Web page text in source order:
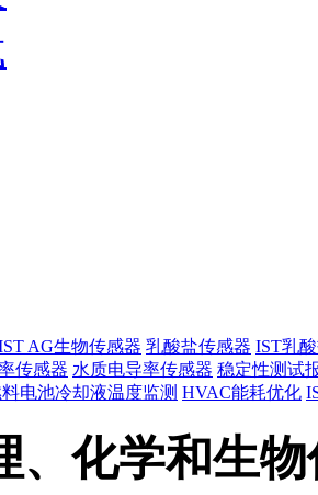
AG生物传感器 乳酸盐传感器 IST乳
传感器 水质电导率传感器 稳定性测试
电池冷却液温度监测 HVAC能耗优化
、化学和生